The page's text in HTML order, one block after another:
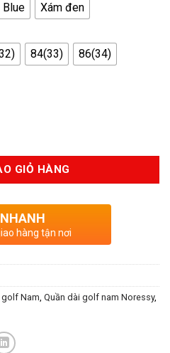
Blue Xám đen
84(33)
86(34)
GIỎ HÀNG
hàng tận nơi
golf Nam Quần dài golf nam Noressy,